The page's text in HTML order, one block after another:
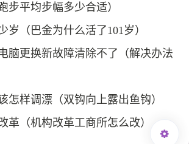
步平均步幅多少合适）
岁（巴金为什么活了101岁）
脑更换新故障清除不了（解决办法
怎样调漂（双钩向上露出鱼钩）
革（机构改革工商所怎么改）